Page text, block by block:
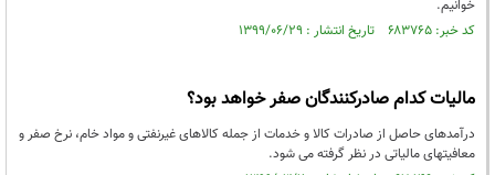
خوانیم.
کد خبر: ۶۸۳۷۶۵ تاریخ انتشار : ۱۳۹۹/۰۶/۲۹
مالیات کدام صادرکنندگان صفر خواهد بود؟
درآمدهای حاصل از صادرات کالا و خدمات از جمله کالاهای غیرنفتی و مواد خام، نرخ صفر و
معافیتهای مالیاتی در نظر گرفته می شود.